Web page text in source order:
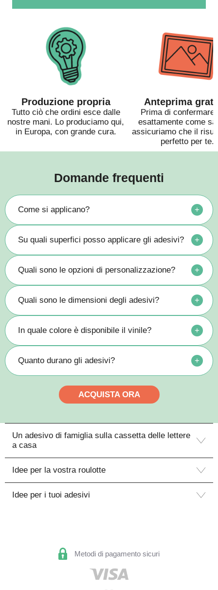
deve trovarsi a
compresa tra 8°
Produzione propria
Tutto ciò che ordini esce dalle
nostre mani. Lo produciamo qui,
in Europa, con grande cura.
Anteprima
Prima di
esattamente come
assicuriamo che il
perfetto per te.
Domande frequenti
Come si applicano? +
Su quali superfici posso applicare gli adesivi? +
Quali sono le opzioni di personalizzazione? +
Quali sono le dimensioni degli adesivi? +
In quale colore è disponibile il vinile? +
Quanto durano gli adesivi? +
ACQUISTA ORA
Un adesivo di famiglia sulla cassetta delle lettere
a casa
Idee per la vostra roulotte
Idee per i tuoi adesivi
Metodi di pagamento sicuri